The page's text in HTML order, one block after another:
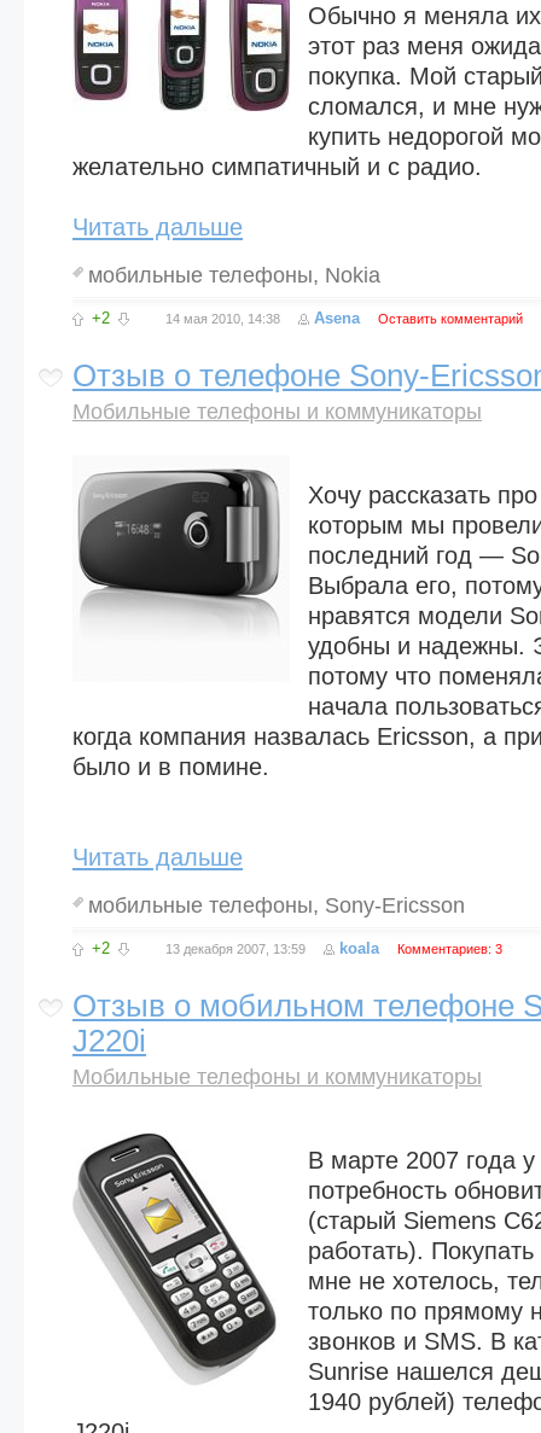
Обычно я меняла
этот раз меня
покупка. Мой
сломался, и мне
купить недорогой
желательно симпатичный и с радио.
Читать дальше
мобильные телефоны, Nokia
+2 14 мая 2010, 14:38 Asena Оставить комментарий
Отзыв о телефоне Sony-
Мобильные телефоны и коммуникаторы
Хочу рассказать
которым мы
последний год —
Выбрала его,
нравятся модели
удобны и надежны.
потому что
начала
когда компания назвалась Ericsson, а
было и в помине.
Читать дальше
мобильные телефоны, Sony-Ericsson
+2 13 декабря 2007, 13:59 koala Комментариев: 3
Отзыв о мобильном телефоне
J220i
Мобильные телефоны и коммуникаторы
В марте 2007 года
потребность
(старый Siemens
работать).
мне не хотелось,
только по прямому
звонков и SMS. В
Sunrise нашелся
1940 рублей)